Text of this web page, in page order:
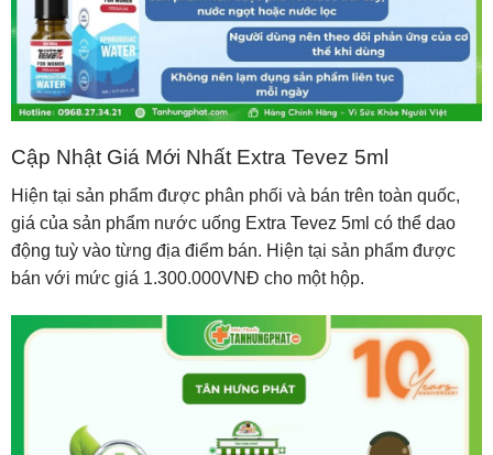
Cập Nhật Giá Mới Nhất Extra Tevez 5ml
Hiện tại sản phẩm được phân phối và bán trên toàn quốc,
giá của sản phẩm nước uống Extra Tevez 5ml có thể dao
động tuỳ vào từng địa điểm bán. Hiện tại sản phẩm được
bán với mức giá 1.300.000VNĐ cho một hộp.